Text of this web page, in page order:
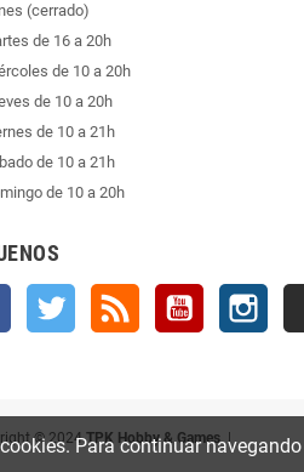
(cerrado)
de 16 a 20h
de 10 a 20h
de 10 a 20h
de 10 a 21h
de 10 a 21h
de 10 a 20h
Facebook Twitter YouTube
© 2024TPK Hobby & Games|
Para continuar